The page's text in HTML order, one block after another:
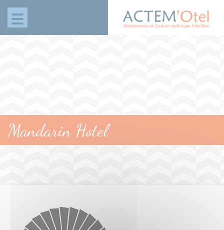
Panneau de gestion des cookies
Mandarin Hotel